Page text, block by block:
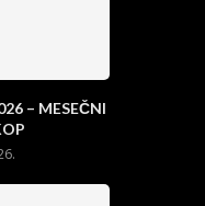
– MESEČNI